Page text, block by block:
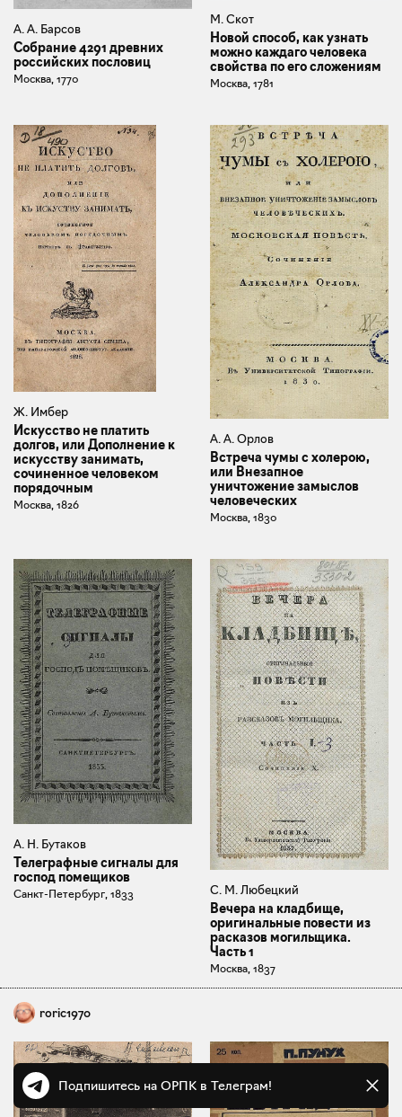
А. А. Барсов
Собрание 4291 древних
российских пословиц
Москва, 1770
М. Скот
Новой способ, как узнать
можно каждаго человека
свойства по его сложениям
Москва, 1781
Ж. Имбер
Искусство не платить
долгов, или Дополнение к
искусству занимать,
сочиненное человеком
порядочным
Москва, 1826
А. А. Орлов
Встреча чумы с холерою,
или Внезапное
уничтожение замыслов
человеческих
Москва, 1830
А. Н. Бутаков
Телеграфные сигналы для
господ помещиков
Санкт-Петербург, 1833 С. М. Любецкий
Вечера на кладбище,
оригинальные повести из
расказов могильщика.
Часть 1
Москва, 1837
roric1970
Подпишитесь на ОРПК в Телеграм!